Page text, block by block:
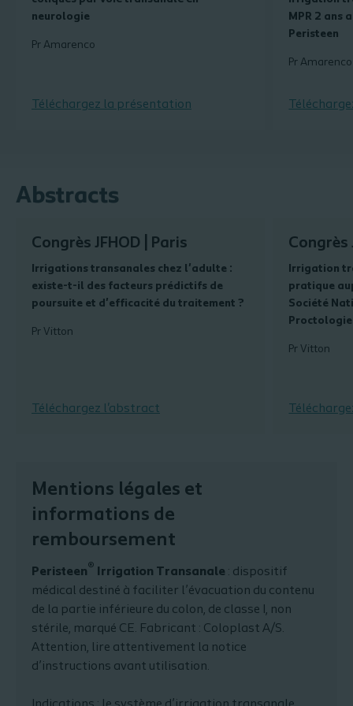
neurologie
Pr Amarenco
Téléchargez la présentation
MPR 2 ans
Peristeen
Pr
Abstracts
Congrès JFHOD | Paris
Irrigations transanales chez l'adulte :
existe-t-il des facteurs prédictifs de
poursuite et d'efficacité du traitement ?
Pr Vitton
Téléchargez l'abstract
Congrès
Irrigation
pratique
Société
Proctologie
Pr Vitton
Mentions légales et
informations de
remboursement
Peristeen® Irrigation Transanale : dispositif
médical destiné à faciliter l’évacuation du contenu
de la partie inférieure du colon, de classe I, non
stérile, marqué CE. Fabricant : Coloplast A/S.
Attention, lire attentivement la notice
d’instructions avant utilisation.